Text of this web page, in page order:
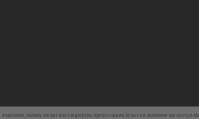
klicken Sie auf das Fingerprint Symbol unten links und aktivieren Sie Google